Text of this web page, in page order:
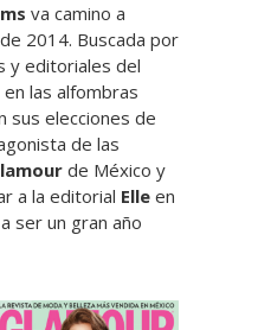
va camino a
de 2014. Buscada por
y editoriales del
las alfombras
sus elecciones de
de las
de México y
a la editorial Elle en
ser un gran año